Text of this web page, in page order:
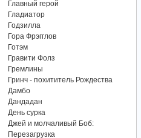
Главный герой
Гладиатор
Годзилла
Гора Фрэгглов
Готэм
Гравити Фолз
Гремлины
Гринч - похититель Рождества
Дамбо
Дандадан
День сурка
Джей и молчаливый Боб:
Перезагрузка